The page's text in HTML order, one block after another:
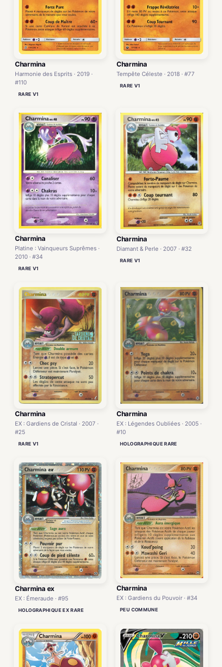
Charmina
Harmonie des Esprits · 2019 ·
#110
RARE V1
Charmina
Tempête Céleste · 2018 · #77
RARE V1
Charmina
Platine : Vainqueurs Suprêmes ·
2010 · #34
RARE V1
Charmina
Diamant & Perle · 2007 · #32
RARE V1
Charmina
EX : Gardiens de Cristal · 2007 ·
#25
RARE V1
Charmina
EX : Légendes Oubliées · 2005 ·
#10
HOLOGRAPHIQUE RARE
Charmina ex
EX : Émeraude · #95
HOLOGRAPHIQUE EX RARE
Charmina
EX : Gardiens du Pouvoir · #34
PEU COMMUNE